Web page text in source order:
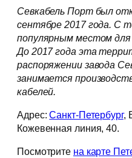
Севкабель Порт был
сентябре 2017 года. С
популярным местом для
До 2017 года эта
распоряжении завода
занимается
кабелей.
Адрес:Санкт-Петербург,
Кожевенная линия, 40.
Посмотрите на карте